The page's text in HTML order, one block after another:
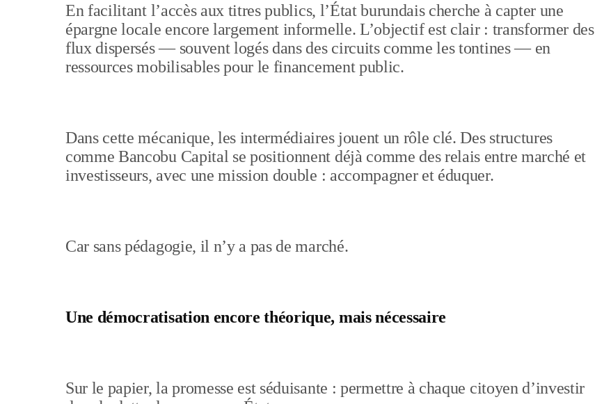
En facilitant l’accès aux titres publics, l’État burundais cherche à capter une
épargne locale encore largement informelle. L’objectif est clair : transformer des
flux dispersés — souvent logés dans des circuits comme les tontines — en
ressources mobilisables pour le financement public.
Dans cette mécanique, les intermédiaires jouent un rôle clé. Des structures
comme Bancobu Capital se positionnent déjà comme des relais entre marché et
investisseurs, avec une mission double : accompagner et éduquer.
Car sans pédagogie, il n’y a pas de marché.
Une démocratisation encore théorique, mais nécessaire
Sur le papier, la promesse est séduisante : permettre à chaque citoyen d’investir